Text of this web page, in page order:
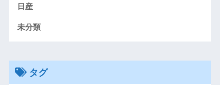
日産
未分類
タグ